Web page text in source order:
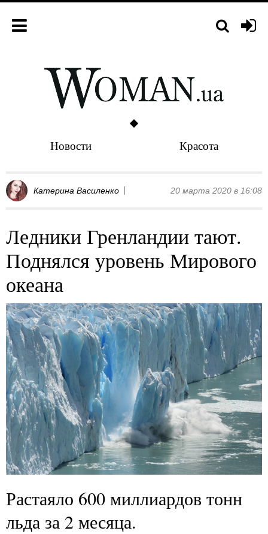
Новости Красота
Катерина Василенко 20 марта 2020 в 16:08
Ледники Гренландии тают.
Поднялся уровень Мирового
океана
Растаяло 600 миллиардов тонн
льда за 2 месяца.